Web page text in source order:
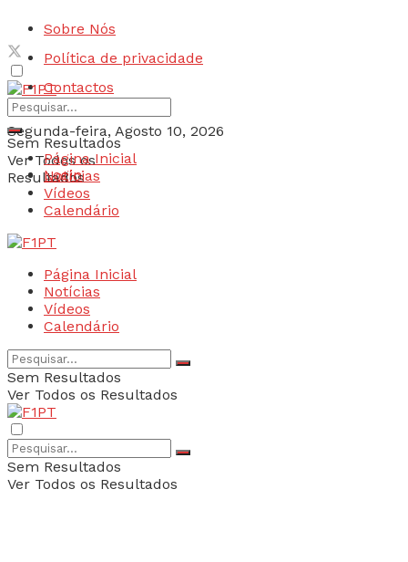
Sobre Nós
Política de privacidade
Contactos
Segunda-feira, Agosto 10, 2026
Login
Sem Resultados
Ver Todos os
Resultados
Página Inicial
Notícias
Vídeos
Calendário
Página Inicial
Notícias
Vídeos
Calendário
Sem Resultados
Ver Todos os Resultados
Sem Resultados
Ver Todos os Resultados